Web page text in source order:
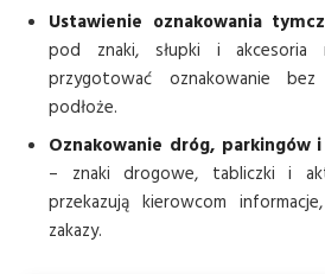
Ustawienie oznakowania
pod znaki, słupki i akcesoria
przygotować oznakowanie
podłoże.
Oznakowanie dróg,
– znaki drogowe, tabliczki i
przekazują kierowcom
zakazy.